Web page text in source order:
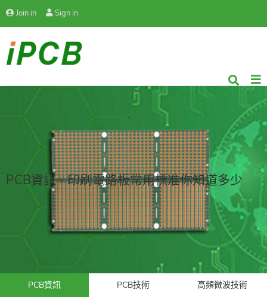
Join in Sign in
PCB資訊 - 印刷電路板常用標准你知道多少
PCB資訊 PCB技術 高頻微波技術